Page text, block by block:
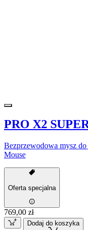
PRO X2
Bezprzewodowa mysz
Mouse
Oferta specjalna
769,00 zł
Dodaj do koszyka